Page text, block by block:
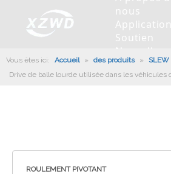
Roulement pivotant
nous
Profil de la société
Équipements de test
Application
Machines d'ingénierie
Robot De Soudage
Soutien
Installation de roulement
Fabrication
Nouvelles
Anneaux de pivotement
Nouvelles de l'industrie
Contactez
nous
Vous êtes ici: Accueil » des produits » SLEW
Drive de balle lourde utilisée dans les véhicules
ROULEMENT PIVOTANT